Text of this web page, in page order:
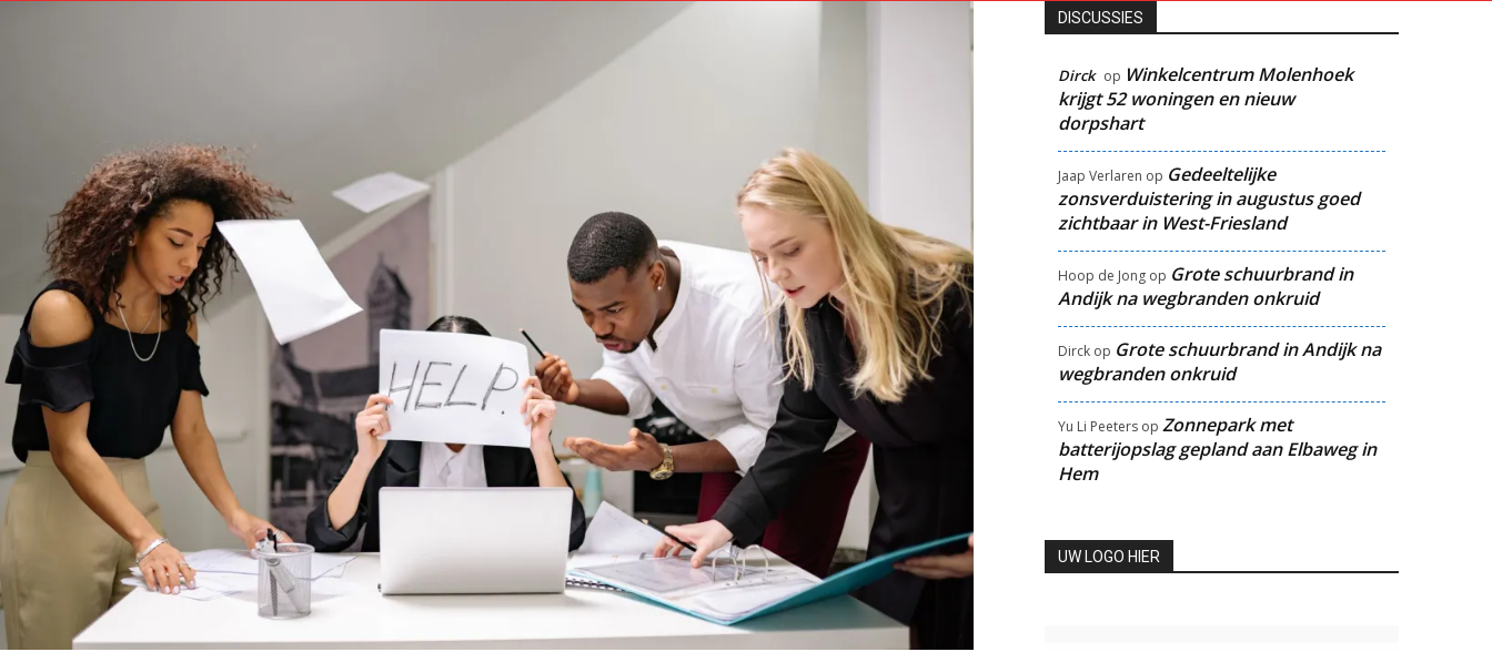
DISCUSSIES
Dirck op Winkelcentrum Molenhoek
krijgt 52 woningen en nieuw
dorpshart
Jaap Verlaren op Gedeeltelijke
zonsverduistering in augustus goed
zichtbaar in West-Friesland
Hoop de Jongop Grote schuurbrand in
Andijk na wegbranden onkruid
Dirckop Grote schuurbrand in Andijk na
wegbranden onkruid
Yu Li Peetersop Zonnepark met
batterijopslag gepland aan Elbaweg in
Hem
UW LOGO HIER